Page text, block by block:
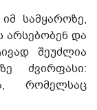
სამყაროზე,
არსებობენ და
შეუძლია
ძვირფასი:
რომელსაც